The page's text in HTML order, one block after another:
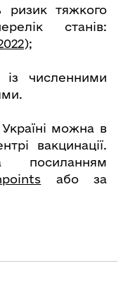
ризик тяжкого
станів:
);
численними
можна в
вакцинації.
посиланням
або за